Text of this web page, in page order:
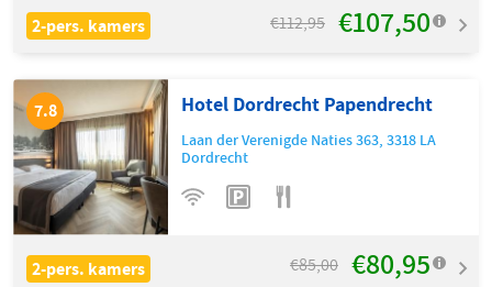
2-pers. kamers €112,95 €107,50
7.8 Hotel Dordrecht Papendrecht
Laan der Verenigde Naties 363,3318 LA
Dordrecht
2-pers. kamers €85,00 €80,95